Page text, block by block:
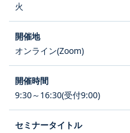
火
オンライン(Zoom)
9:30～16:30(受付9:00)